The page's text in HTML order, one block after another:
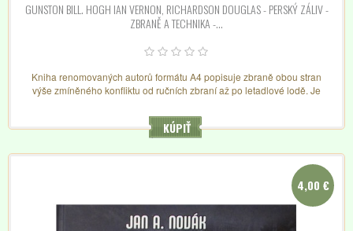
GUNSTON BILL. HOGH IAN VERNON, RICHARDSON DOUGLAS - PERSKÝ ZÁLIV -
ZBRANĚ A TECHNIKA -...
Kniha renomovaných autorů formátu A4 popisuje zbraně obou stran
výše zmíněného konfliktu od ručních zbraní až po letadlové lodě. Je
perokreseb s popisem. Doporučujeme i pro modeláře.
KÚPIŤ
4,00 €